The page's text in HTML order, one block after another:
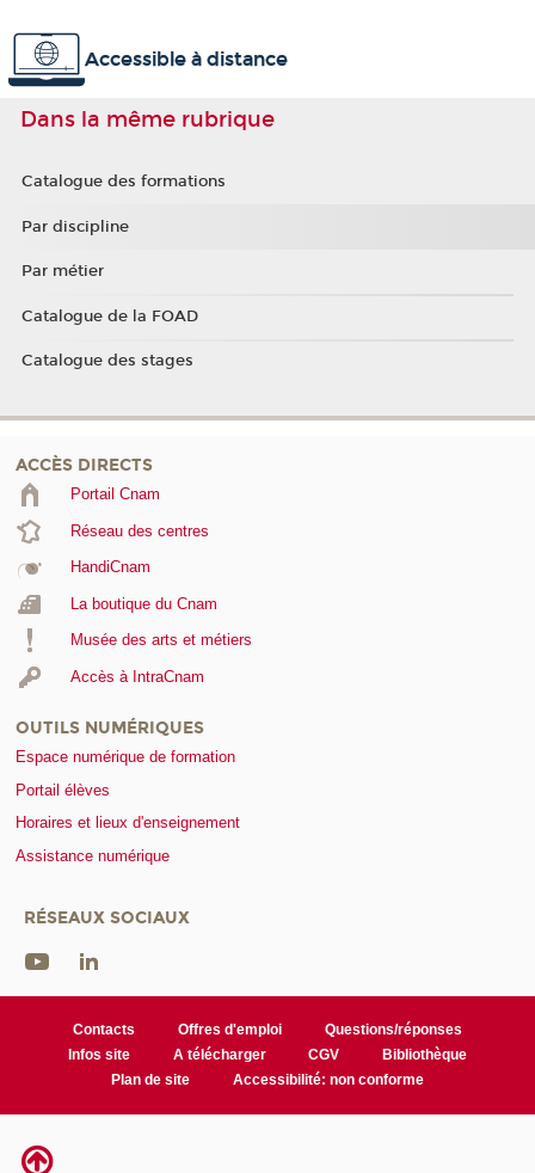
Accessible à distance
Dans la même rubrique
Catalogue des formations
Par discipline
Par métier
Catalogue de la FOAD
Catalogue des stages
ACCÈS DIRECTS
Portail Cnam
Réseau des centres
HandiCnam
La boutique du Cnam
Musée des arts et métiers
Accès à IntraCnam
OUTILS NUMÉRIQUES
Espace numérique de formation
Portail élèves
Horaires et lieux d'enseignement
Assistance numérique
RÉSEAUX SOCIAUX
Contacts Offres d'emploi
Questions/réponses
Infos site
A télécharger CGV
Bibliothèque
Plan de site
Accessibilité: non conforme